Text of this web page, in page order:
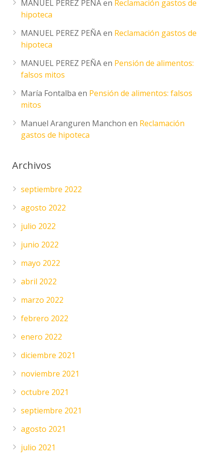
MANUEL PEREZ PEÑAen Reclamación gastos de
hipoteca
MANUEL PEREZ PEÑAen Reclamación gastos de
hipoteca
MANUEL PEREZ PEÑAen Pensión de alimentos:
falsos mitos
María Fontalba en Pensión de alimentos: falsos
mitos
Manuel Aranguren Manchon en Reclamación
gastos de hipoteca
Archivos
septiembre 2022
agosto 2022
julio 2022
junio 2022
mayo 2022
abril 2022
marzo 2022
febrero 2022
enero 2022
diciembre 2021
noviembre 2021
octubre 2021
septiembre 2021
agosto 2021
julio 2021